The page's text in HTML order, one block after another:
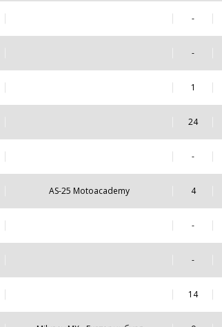
-
-
1
24
-
AS-25 Motoacademy 4
-
-
14